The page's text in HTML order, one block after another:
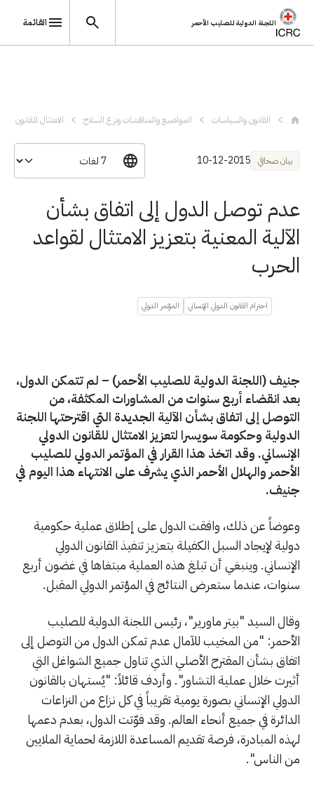
اللجنة الدولية للصليب الأحمر القائمة
القانون والسياسات المواضيع والمناقشات ونزع السلاح الامتثال للقانون
بيان صحافي 10-12-2015
عدم توصل الدول إلى اتفاق بشأن
الآلية المعنية بتعزيز الامتثال لقواعد
الحرب
احترام القانون الدولي الإنساني المؤتمر الدولي
جنيف (اللجنة الدولية للصليب الأحمر) – لم تتمكن الدول،
بعد انقضاء أربع سنوات من المشاورات المكثفة، من
التوصل إلى اتفاق بشأن الآلية الجديدة التي اقترحتها اللجنة
الدولية وحكومة سويسرا لتعزيز الامتثال للقانون الدولي
الإنساني. وقد اتخذ هذا القرار في المؤتمر الدولي للصليب
الأحمر والهلال الأحمر الذي يشرف على الانتهاء هذا اليوم في
جنيف.
وعوضاً عن ذلك، وافقت الدول على إطلاق عملية حكومية
دولية لإيجاد السبل الكفيلة بتعزيز تنفيذ القانون الدولي
الإنساني. وينبغي أن تبلغ هذه العملية مبتغاها في غضون أربع
سنوات، عندما ستعرض النتائج في المؤتمر الدولي المقبل.
وقال السيد "بيتر ماورير"، رئيس اللجنة الدولية للصليب
الأحمر: "من المخيب للآمال عدم تمكن الدول من التوصل إلى
اتفاق بشأن المقترح الأصلي الذي تناول جميع الشواغل التي
أثيرت خلال عملية التشاور". وأردف قائلاً: "يُستهان بالقانون
الدولي الإنساني بصورة يومية تقريباً في كل نزاع من النزاعات
الدائرة في جميع أنحاء العالم. وقد فوّتت الدول، بعدم دعمها
لهذه المبادرة، فرصة تقديم المساعدة اللازمة لحماية الملايين
من الناس".